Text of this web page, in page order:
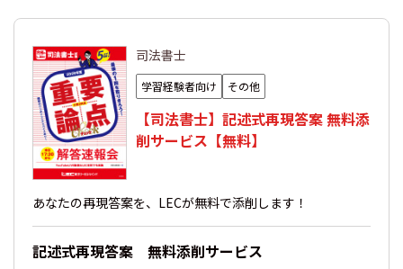
司法書士
学習経験者向け その他
【司法書士】記述式再現答案 無料添
削サービス【無料】
あなたの再現答案を、LECが無料で添削します！
記述式再現答案 無料添削サービス